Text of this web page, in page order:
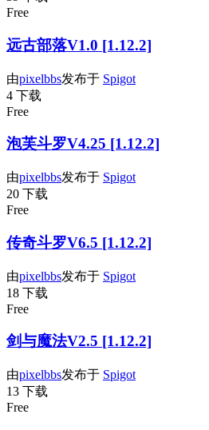
Free
远古部落V1.0 [1.12.2]
由pixelbbs发布于 Spigot
4 下载
Free
泡芙斗罗V4.25 [1.12.2]
由pixelbbs发布于 Spigot
20 下载
Free
传奇斗罗V6.5 [1.12.2]
由pixelbbs发布于 Spigot
18 下载
Free
剑与魔法V2.5 [1.12.2]
由pixelbbs发布于 Spigot
13 下载
Free